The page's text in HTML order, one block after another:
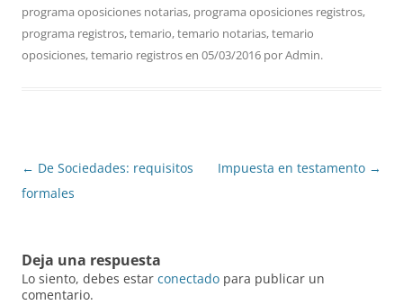
programa oposiciones notarias, programa oposiciones registros,
programa registros,temario,temario notarias,temario
oposiciones,temario registrosen 05/03/2016 porAdmin.
Navegación
de
← De Sociedades: requisitos
formales
Impuesta en testamento →
Deja una respuesta
Lo siento, debes estar conectado para publicar un
comentario.